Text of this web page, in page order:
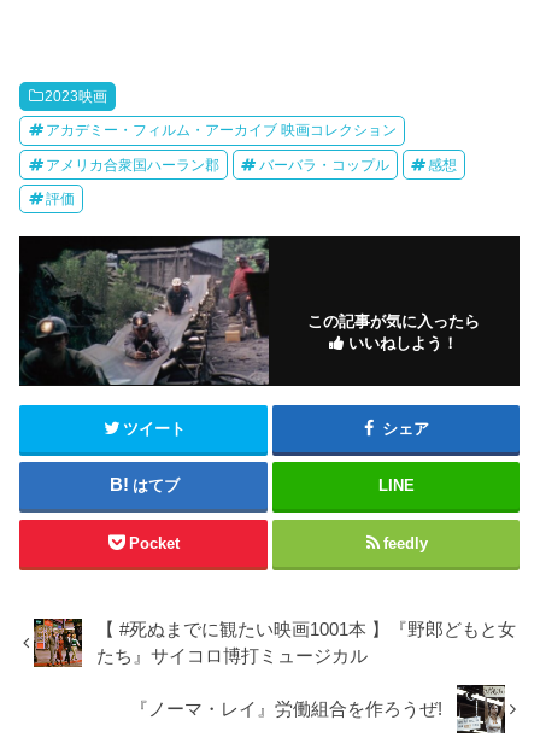
2023映画
アカデミー・フィルム・アーカイブ 映画コレクション
アメリカ合衆国ハーラン郡 バーバラ・コップル 感想
評価
この記事が気に入ったら
いいねしよう！
ツイート シェア
はてブ LINE
Pocket feedly
【 #死ぬまでに観たい映画1001本 】『野郎どもと女
たち』サイコロ博打ミュージカル
『ノーマ・レイ』労働組合を作ろうぜ!